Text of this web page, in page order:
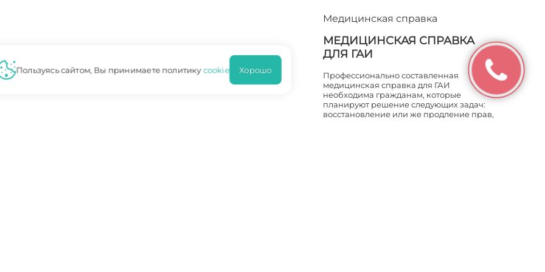
Медицинская справка
МЕДИЦИНСКАЯ СПРАВКА
ДЛЯ ГАИ
Профессионально составленная
медицинская справка для ГАИ
необходима гражданам, которые
планируют решение следующих задач:
восстановление или же продление прав,
Пользуясь сайтом, Вы принимаете политикуcookie Хорошо